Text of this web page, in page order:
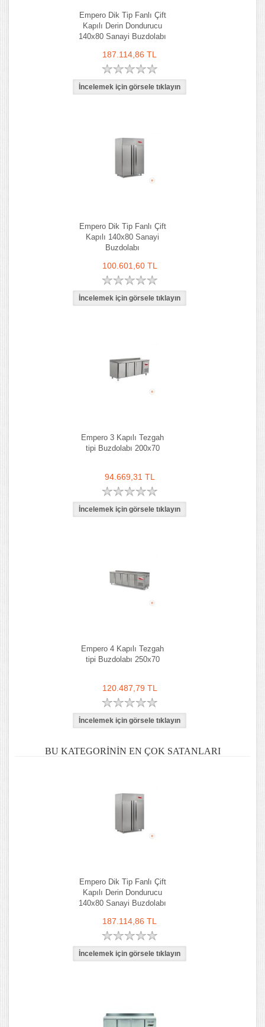
Empero Dik Tip Fanlı Çift
Kapılı Derin Dondurucu
140x80 Sanayi Buzdolabı
187.114,86 TL
Empero Dik Tip Fanlı Çift
Kapılı 140x80 Sanayi
Buzdolabı
100.601,60 TL
Empero 3 Kapılı Tezgah
tipi Buzdolabı 200x70
94.669,31 TL
Empero 4 Kapılı Tezgah
tipi Buzdolabı 250x70
120.487,79 TL
BU KATEGORININ EN ÇOK SATANLARI
Empero Dik Tip Fanlı Çift
Kapılı Derin Dondurucu
140x80 Sanayi Buzdolabı
187.114,86 TL